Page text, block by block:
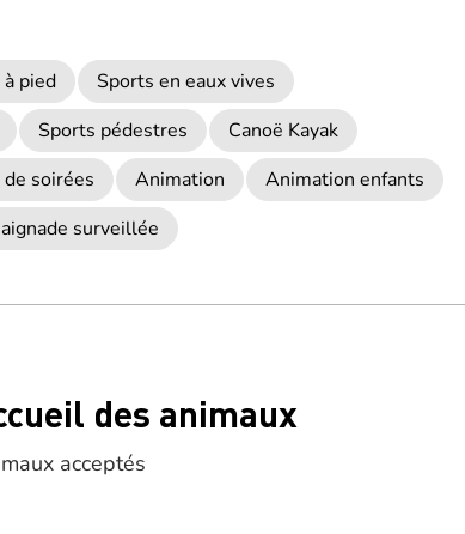
pied
Sports en eaux vives
Sports pédestres
Canoë Kayak
soirées Animation
Animation enfants
surveillée
des animaux
acceptés